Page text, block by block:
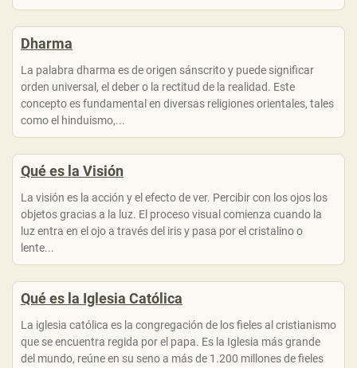
Dharma
La palabra dharma es de origen sánscrito y puede significar
orden universal, el deber o la rectitud de la realidad. Este
concepto es fundamental en diversas religiones orientales, tales
como el hinduismo,...
Qué es la Visión
La visión es la acción y el efecto de ver. Percibir con los ojos los
objetos gracias a la luz. El proceso visual comienza cuando la
luz entra en el ojo a través del iris y pasa por el cristalino o
lente...
Qué es la Iglesia Católica
La iglesia católica es la congregación de los fieles al cristianismo
que se encuentra regida por el papa. Es la Iglesia más grande
del mundo, reúne en su seno a más de 1.200 millones de fieles